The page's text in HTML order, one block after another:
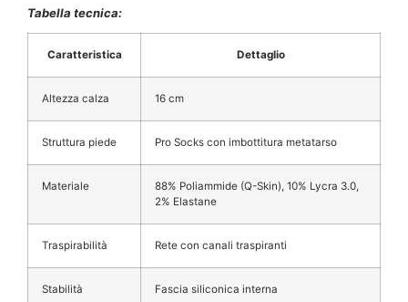
Tabella tecnica:
Caratteristica Dettaglio
Altezza calza 16 cm
Struttura piede Pro Socks con imbottitura metatarso
Materiale
88% Poliammide (Q-Skin), 10% Lycra 3.0,
2% Elastane
Traspirabilità Rete con canali traspiranti
Stabilità Fascia siliconica interna